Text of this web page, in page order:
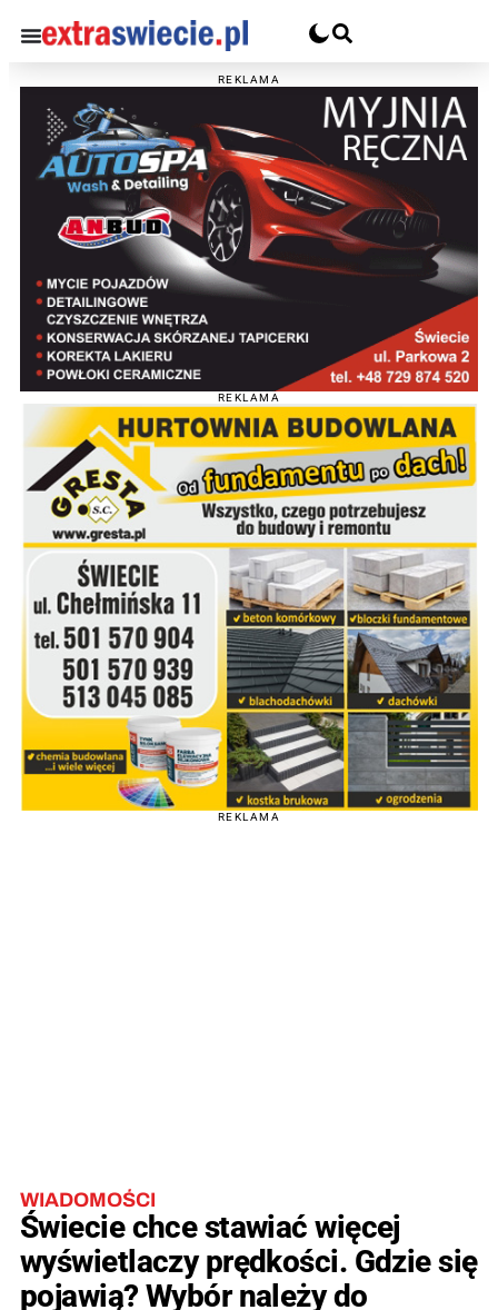
REKLAMA
REKLAMA
REKLAMA
WIADOMOŚCI
Świecie chce stawiać więcej
wyświetlaczy prędkości. Gdzie się
pojawią? Wybór należy do